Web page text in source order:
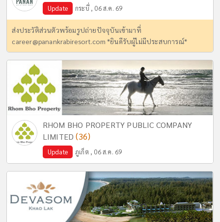
Update กระบี่ , 06 ส.ค. 69
ส่งประวัติส่วนตัวพร้อมรูปถ่ายปัจจุบันเข้ามาที่
career@panankrabiresort.com *ยินดีรับผู้ไม่มีประสบการณ์*
RHOM BHO PROPERTY PUBLIC COMPANY
LIMITED(36)
Update ภูเก็ต , 06 ส.ค. 69